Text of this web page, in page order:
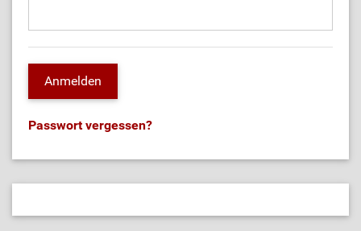
Passwort vergessen?